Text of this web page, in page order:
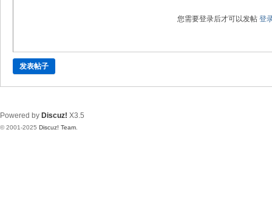
您需要登录后才可以发帖 登
发表帖子
Powered by Discuz! X3.5
© 2001-2025 Discuz! Team